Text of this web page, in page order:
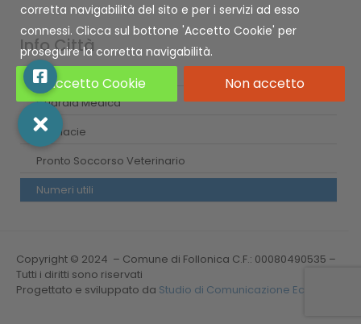
Info Città
Centri medici
Guardia Medica
Farmacie
Pronto Soccorso Veterinario
Numeri utili
Copyright © 2024 – Comune di Follonica C.F.: 00080490535 –
Tutti i diritti sono riservati
Progettato e sviluppato da Studio di Comunicazione Ecista
corretta navigabilità del sito e per i servizi ad esso
connessi. Clicca sul bottone 'Accetto Cookie' per
proseguire la corretta navigabilità.
Accetto Cookie Non accetto